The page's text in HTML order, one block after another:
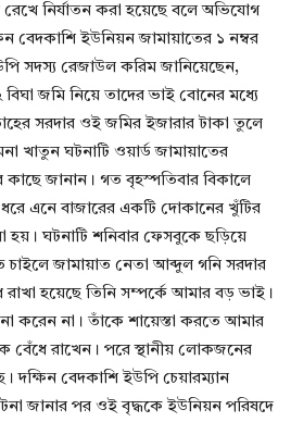
রেখে নির্যাতন করা হয়েছে বলে অভিযোগ
বেদকাশি ইউনিয়ন জামায়াতের ১ নম্বর
সদস্য রেজাউল করিম জানিয়েছেন,
বিঘা জমি নিয়ে তাদের ভাই বোনের মধ্যে
সরদার ওই জমির ইজারার টাকা তুলে
খাতুন ঘটনাটি ওয়ার্ড জামায়াতের
জানান। গত বৃহস্পতিবার বিকালে
এনে বাজারের একটি দোকানের খুঁটির
হয়। ঘটনাটি শনিবার ফেসবুকে ছড়িয়ে
জামায়াত নেতা আব্দুল গনি সরদার
হয়েছে তিনি সম্পর্কে আমার বড় ভাই।
করেন না। তাঁকে শায়েস্তা করতে আমার
রাখেন। পরে স্থানীয় লোকজনের
দক্ষিন বেদকাশি ইউপি চেয়ারম্যান
জানার পর ওই বৃদ্ধকে ইউনিয়ন পরিষদে